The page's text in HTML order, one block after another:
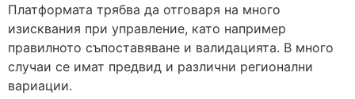
Платформата трябва да отговаря на много
изисквания при управление, като например
правилното съпоставяване и валидацията. В много
случаи се имат предвид и различни регионални
вариации.